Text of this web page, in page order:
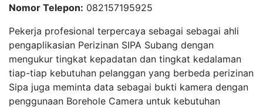
Nomor Telepon: 082157195925
Pekerja profesional terpercaya sebagai sebagai ahli
pengaplikasian Perizinan SIPA Subang dengan
mengukur tingkat kepadatan dan tingkat kedalaman
tiap-tiap kebutuhan pelanggan yang berbeda perizinan
Sipa juga meminta data sebagai bukti kamera dengan
penggunaan Borehole Camera untuk kebutuhan